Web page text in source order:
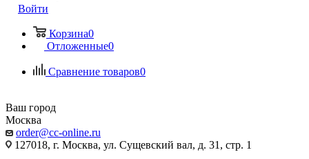
Войти
Корзина0
Отложенные0
Сравнение товаров0
Ваш город
Москва
order@cc-online.ru
127018, г. Москва, ул. Сущевский вал, д. 31, стр. 1